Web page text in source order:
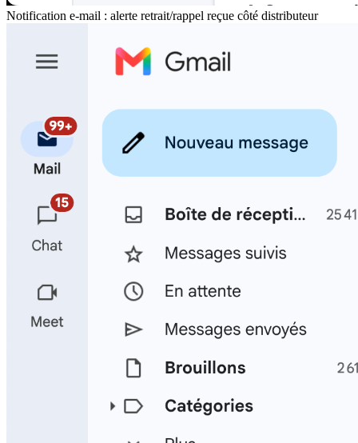
Notification e-mail : alerte retrait/rappel reçue côté distributeur